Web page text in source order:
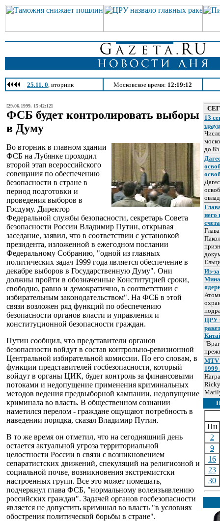
25.11. 0, вторник Московское время: 12:19:12
[29.06.1999, 15:42:12]
ФСБ будет контролировать выборы
в Думу
Во вторник в главном здании
ФСБ на Лубянке проходил
второй этап всероссийского
совещания по обеспечению
безопасности в стране в
период подготовки и
проведения выборов в
Госдуму. Директор
Федеральной службы безопасности, секретарь Совета
безопасности России Владимир Путин, открывая
заседание, заявил, что в соответствии с установкой
президента, изложенной в ежегодном послании
Федеральному Собранию, "одной из главных
политических задач 1999 года является обеспечение в
декабре выборов в Государственную Думу". Они
должны пройти в обозначенные Конституцией сроки,
свободно, равно и демократично, в соответствии с
избирательным законодательством". На ФСБ в этой
связи возложен ряд функций по обеспечению
безопасности органов власти и управления и
конституционной безопасности граждан.
Путин сообщил, что представители органов
безопасности войдут в состав контрольно-ревизионной
Центральной избирательной комиссии. По его словам, в
функции представителей госбезопасности, который
войдут в органы ЦИК, будет контроль за финансовыми
потоками и недопущение применения криминальных
методов ведения предвыборной кампании, недопущение
криминала во власть. В общественном сознании
наметился перелом - граждане ощущают потребность в
наведении порядка, сказал Владимир Путин.
В то же время он отметил, что на сегодняшний день
остается актуальной угроза территориальной
целостности России в связи с возникновением
сепаратистских движений, спекуляций на религиозной и
социальной почве, возникновения экстремистски
настроенных групп. Все это может помешать,
подчеркнул глава ФСБ, "нормальному волеизъявлению
российских граждан". Задачей органов госбезопасности
является не допустить криминал во власть "в условиях
обострения политической борьбы в стране".
13
до 85
него
Из-
ЦРУ
MTV
1999
Пн
2
9
16
23
30